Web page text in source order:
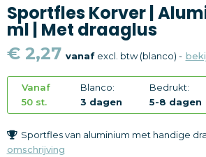
Textiel
Thema
Merken
Sportfles Korver |
ml | Met draaglus
€ 2,27 vanafexcl. btw (blanco) -
Vanaf
50 st.
Blanco:
3 dagen
Bedrukt:
5-8 dagen
Sportfles van aluminium met handige
omschrijving